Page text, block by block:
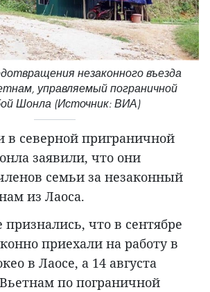
незаконного въезда
управляемый пограничной
Шонла (Источник: ВИА)
в северной приграничной
заявили, что они
семьи за незаконный
из Лаоса.
что в сентябре
приехали на работу в
в Лаосе, а 14 августа
по пограничной